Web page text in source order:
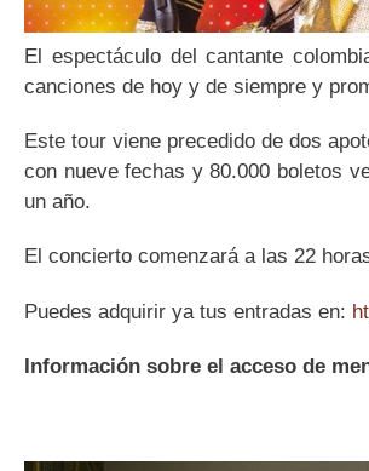
El espectáculo del cantante
canciones de hoy y de siempre y
Este tour viene precedido de dos
con nueve fechas y 80.000 boletos
un año.
El concierto comenzará a las 22
Puedes adquirir ya tus entradas en:
Información sobre el acceso de